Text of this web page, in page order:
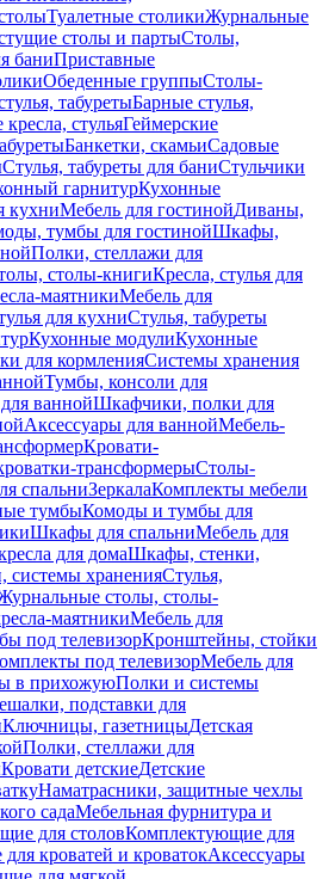
Туалетные столикиЖурнальные
столы и партыСтолы,
баниПриставные
Обеденные группыСтолы-
табуретыБарные стулья,
стульяГеймерские
Банкетки, скамьиСадовые
Стулья, табуреты для баниСтульчики
гарнитурКухонные
кухниМебель для гостинойДиваны,
тумбы для гостинойШкафы,
Полки, стеллажи для
столы-книгиКресла, стулья для
маятникиМебель для
для кухниСтулья, табуреты
Кухонные модулиКухонные
для кормленияСистемы хранения
Тумбы, консоли для
ваннойШкафчики, полки для
Аксессуары для ваннойМебель-
Кровати-
трансформерыСтолы-
спальниЗеркалаКомплекты мебели
тумбыКомоды и тумбы для
Шкафы для спальниМебель для
для домаШкафы, стенки,
системы храненияСтулья,
столы, столы-
маятникиМебель для
под телевизорКронштейны, стойки
под телевизорМебель для
в прихожуюПолки и системы
подставки для
Ключницы, газетницыДетская
Полки, стеллажи для
Кровати детскиеДетские
Наматрасники, защитные чехлы
садаМебельная фурнитура и
для столовКомплектующие для
кроватей и кроватокАксессуары